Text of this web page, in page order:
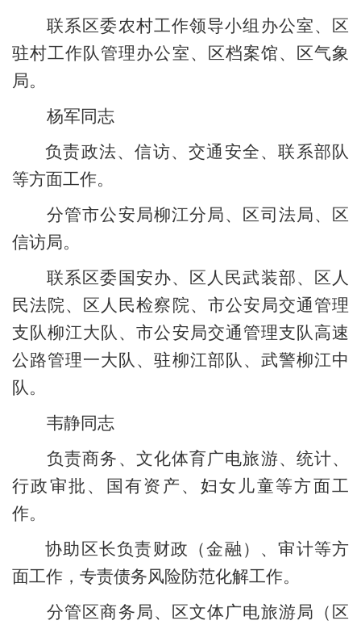
联系区委农村工作领导小组办公室、区
驻村工作队管理办公室、区档案馆、
区气象
局。
杨军同志
负责政法、信访、交通安全、联系部队
等方面工作。
分管市公安局柳江分局、
区司法局、区
信访局。
联系区委国安办、区人民武装部、区人
民法院、区人民检察院、 市公安局交通管理
支队柳江大队、市公安局交通 管理支队高速
公路管理一大队 、驻柳江部队、武警柳江中
队。
韦静同志
负责商务、 文化体育广电旅游、统计、
行政审批 、国有资产、 妇女儿童等方面工
作。
协助 区长负责财政（金融）、审计等方
面工作 ，专责债务风险防范化解工作。
分管 区商务局、 区文体广电旅游局 （区